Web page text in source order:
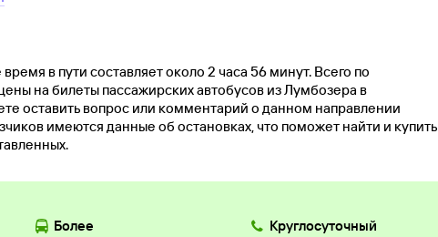
в пути составляет около 2 часа 56 минут. Всего по
на билеты пассажирских автобусов из Лумбозера в
оставить вопрос или комментарий о данном направлении
имеются данные об остановках, что поможет найти и купить
Более
Круглосуточный